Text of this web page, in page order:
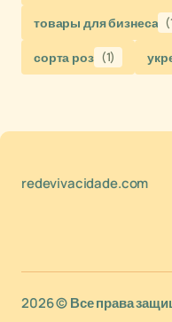
товары для бизнеса
сорта роз (1)
redevivacidade.com
2026 © Все права